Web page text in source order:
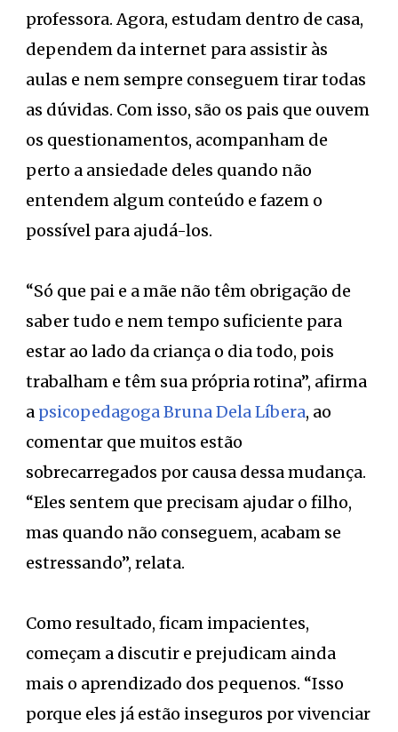
professora. Agora, estudam dentro de casa,
dependem da internet para assistir às
aulas e nem sempre conseguem tirar todas
as dúvidas. Com isso, são os pais que ouvem
os questionamentos, acompanham de
perto a ansiedade deles quando não
entendem algum conteúdo e fazem o
possível para ajudá-los.
“Só que pai e a mãe não têm obrigação de
saber tudo e nem tempo suficiente para
estar ao lado da criança o dia todo, pois
trabalham e têm sua própria rotina”, afirma
a psicopedagoga Bruna Dela Líbera, ao
comentar que muitos estão
sobrecarregados por causa dessa mudança.
“Eles sentem que precisam ajudar o filho,
mas quando não conseguem, acabam se
estressando”, relata.
Como resultado, ficam impacientes,
começam a discutir e prejudicam ainda
mais o aprendizado dos pequenos. “Isso
porque eles já estão inseguros por vivenciar